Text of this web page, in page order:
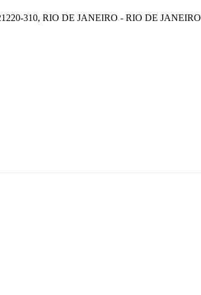
310, RIO DE JANEIRO - RIO DE JANEIRO